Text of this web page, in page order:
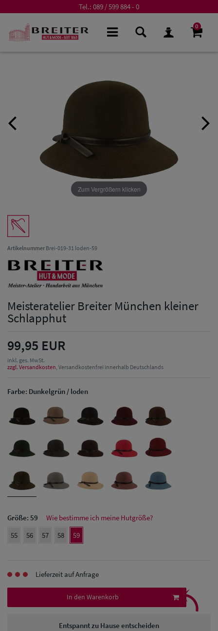
Tel.: 089 / 599 884 - 0
0
Herren Caps
Herren
Baseball Cpas
& Visoren
Zum Vergrößern klicken
ArtikelnummerBrei-019-31 loden-59
Meisteratelier Breiter München kleiner
Schlapphut
99,95 EUR
inkl. ges. MwSt.
zzgl. Versandkosten , Versandkostenfrei innerhalb Deutschlands
Farbe: Dunkelgrün / loden
Größe: 59
Wie bestimme ich meine Hutgröße?
55
56 57 58 59
Lieferzeit auf Anfrage
In den Warenkorb
Entspannt zu Hause entscheiden
⤹